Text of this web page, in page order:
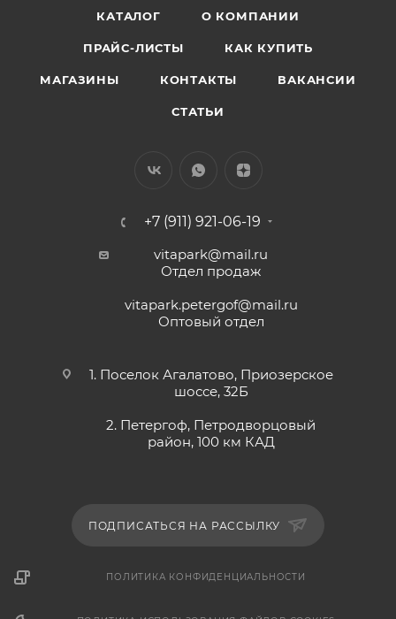
КАТАЛОГ О КОМПАНИИ
ПРАЙС-ЛИСТЫ КАК КУПИТЬ
МАГАЗИНЫ КОНТАКТЫ ВАКАНСИИ
СТАТЬИ
+7 (911) 921-06-19
vitapark@mail.ru
Отдел продаж
vitapark.petergof@mail.ru
Оптовый отдел
1. Поселок Агалатово, Приозерское
шоссе, 32Б
2. Петергоф, Петродворцовый
район, 100 км КАД
ПОДПИСАТЬСЯ НА РАССЫЛКУ
ПОЛИТИКА КОНФИДЕНЦИАЛЬНОСТИ